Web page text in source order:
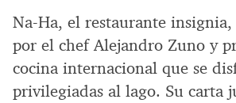
Na-Ha, el restaurante
por el chef Alejandro Zuno y
cocina internacional que se
privilegiadas al lago. Su carta